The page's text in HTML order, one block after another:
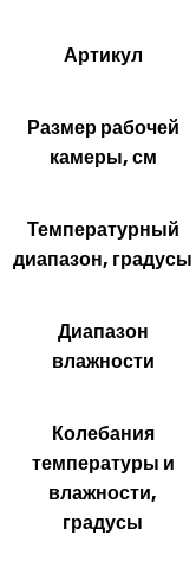
Артикул
Размер рабочей
камеры, см
Температурный
диапазон, градусы
Диапазон
влажности
Колебания
температуры и
влажности,
градусы